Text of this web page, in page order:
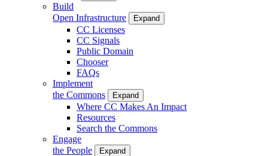
Build
Open Infrastructure
Expand
CC Licenses
CC Signals
Public Domain
Chooser
FAQs
Implement
the Commons
Expand
Where CC Makes An Impact
Resources
Search the Commons
Engage
the People
Expand